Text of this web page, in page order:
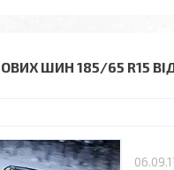
ШИН 185/65 R15